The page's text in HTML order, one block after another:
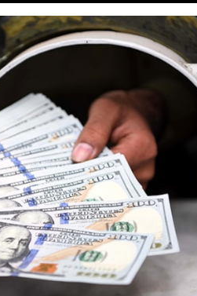
faiz etkisiyle yabancı sıcak
dövizden TL'ye geçişi
artış geçen hafta da